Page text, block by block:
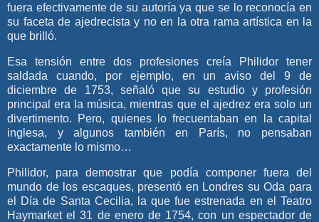
fuera efectivamente de su autoría ya que se lo reconocía en
su faceta de ajedrecista y no en la otra rama artística en la
que brilló.
Esa tensión entre dos profesiones creía Philidor tener
saldada cuando, por ejemplo, en un aviso del 9 de
diciembre de 1753, señaló que su estudio y profesión
principal era la música, mientras que el ajedrez era solo un
divertimento. Pero, quienes lo frecuentaban en la capital
inglesa, y algunos también en París, no pensaban
exactamente lo mismo…
Philidor, para demostrar que podía componer fuera del
mundo de los escaques, presentó en Londres su Oda para
el Día de Santa Cecilia, la que fue estrenada en el Teatro
Haymarket el 31 de enero de 1754, con un espectador de